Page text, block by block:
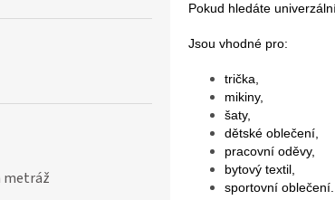
metráž
Pokud hledáte
Jsou vhodné pro:
trička,
mikiny,
šaty,
dětské oblečení,
pracovní oděvy,
bytový textil,
sportovní oblečení.